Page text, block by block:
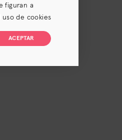
figuran a
de cookies
de privacidad
ACEPTAR